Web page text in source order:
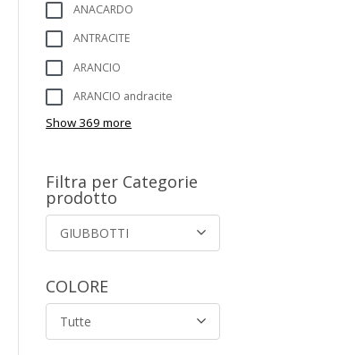
ANACARDO
ANTRACITE
ARANCIO
ARANCIO andracite
Show 369 more
Filtra per Categorie
prodotto
GIUBBOTTI
COLORE
Tutte